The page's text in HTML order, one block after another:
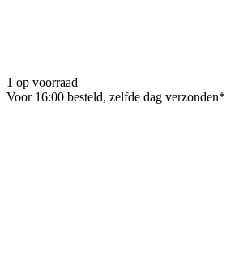
1 op voorraad
Voor 16:00 besteld, zelfde dag verzonden*